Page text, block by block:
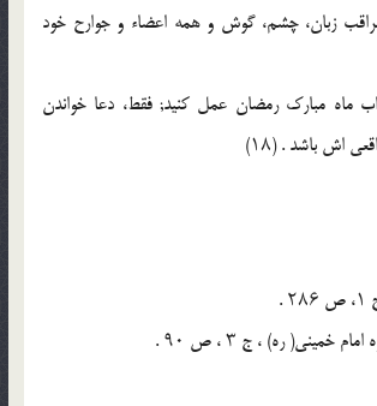
زبان، چشم، گوش و همه‏ اعضاء و جوارح خود
ماه مبارک رمضان عمل کنید; فقط، دعا خواندن
اش باشد . (۱۸)